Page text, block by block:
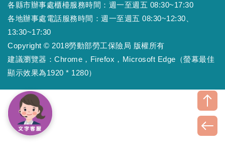
各縣市辦事處櫃檯服務時間：週一至週五 08:30~17:30
各地辦事處電話服務時間：週一至週五 08:30~12:30、
13:30~17:30
Copyright © 2018勞動部勞工保險局 版權所有
建議瀏覽器：Chrome，Firefox，Microsoft Edge（螢幕最佳
顯示效果為1920 * 1280）